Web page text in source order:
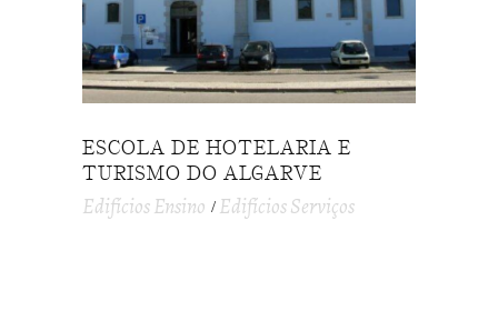
ESCOLA DE HOTELARIA E
TURISMO DO ALGARVE
Edifícios Ensino Edifícios Serviços